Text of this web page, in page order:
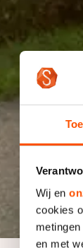
Wij en
cookies
en met